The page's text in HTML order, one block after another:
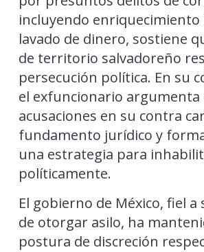
incluyendo enriquecimiento
lavado de dinero, sostiene
de territorio salvadoreño
persecución política. En su
el exfuncionario argumenta
acusaciones en su contra
fundamento jurídico y
una estrategia para
políticamente.
El gobierno de México, fiel
de otorgar asilo, ha
postura de discreción